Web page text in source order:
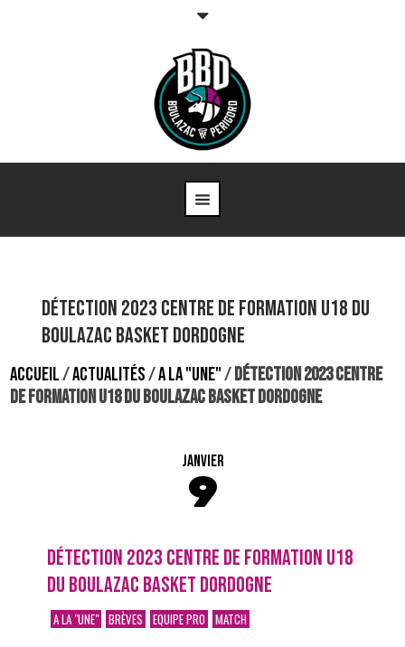
Détection 2023 Centre de Formation U18 du
Boulazac Basket Dordogne
ACCUEIL/ACTUALITÉS/A LA "UNE"/DÉTECTION 2023 CENTRE
DE FORMATION U18 DU BOULAZAC BASKET DORDOGNE
JANVIER
9
DÉTECTION 2023 CENTRE DE FORMATION U18
DU BOULAZAC BASKET DORDOGNE
A LA "UNE" BRÈVES EQUIPE PRO MATCH